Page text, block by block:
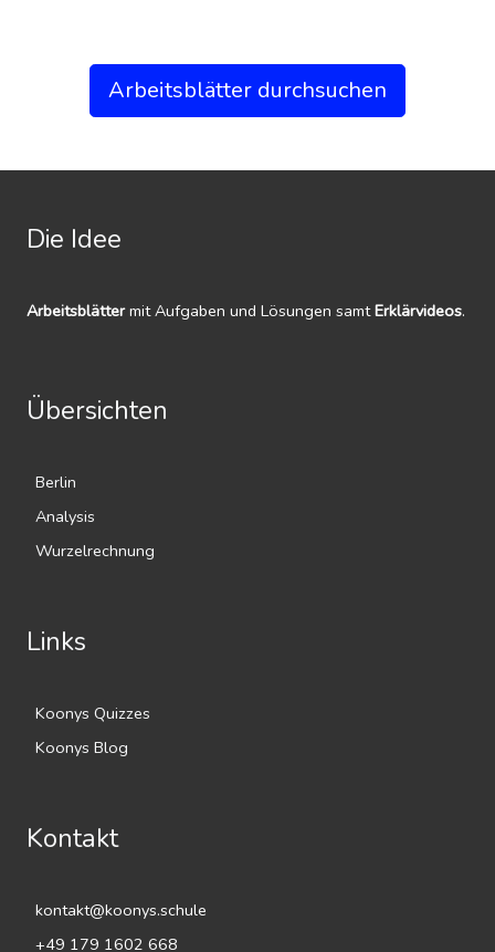
Arbeitsblätter durchsuchen
Die Idee
Arbeitsblättermit Aufgaben und Lösungen samtErklärvideos.
Übersichten
Berlin
Analysis
Wurzelrechnung
Links
Koonys Quizzes
Koonys Blog
Kontakt
kontakt@koonys.schule
+49 179 1602 668